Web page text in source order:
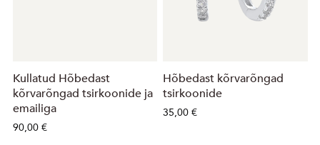
Kullatud Hõbedast
kõrvarõngad tsirkoonide ja
emailiga
90,00 €
Hõbedast kõrvarõngad
tsirkoonide
35,00 €